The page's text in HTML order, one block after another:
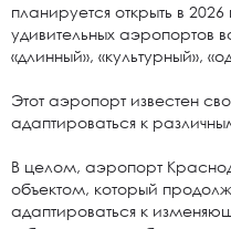
планируется открыть в
удивительных аэропортов
«длинный», «культурный»,
Этот аэропорт известен
адаптироваться к
В целом, аэропорт
объектом, который
адаптироваться к